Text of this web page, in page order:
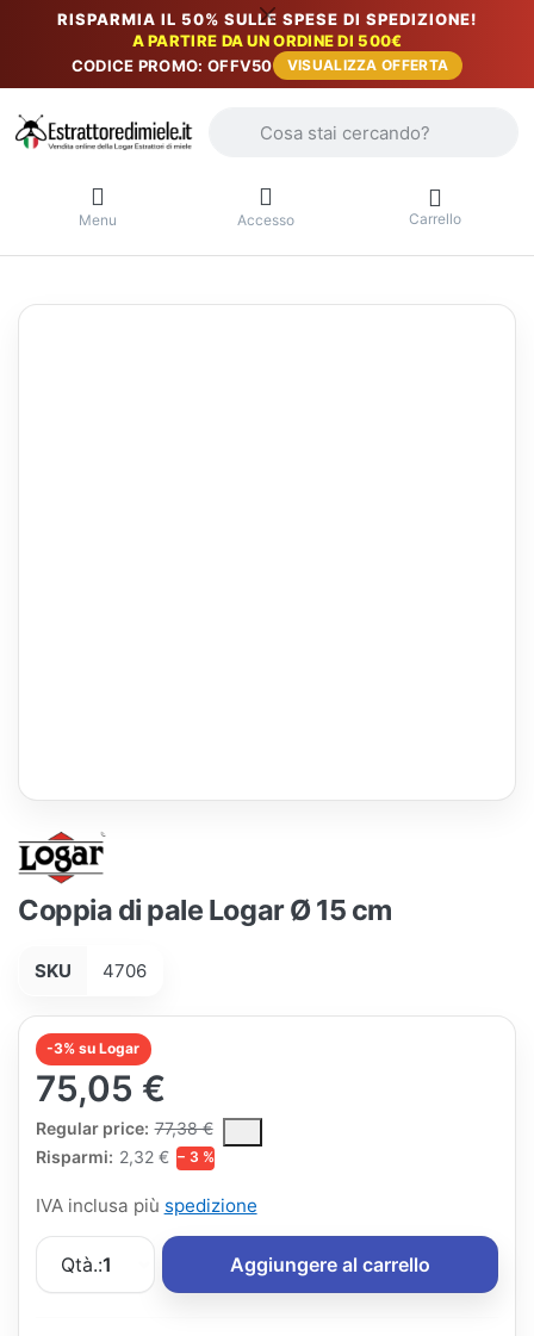
RISPARMIA IL 50% SULLE SPESE DI SPEDIZIONE!
A PARTIRE DA UN ORDINE DI 500€
CODICE PROMO: OFFV50
VISUALIZZA OFFERTA
Menu Accesso Carrello
Coppia di pale Logar Ø 15 cm
SKU 4706
-3% su Logar
75,05 €
Regular price: 77,38 €
The Regular Price is the median selling price paid by
Risparmi: 2,32 € − 3 %
IVA inclusa più spedizione
Qtà.:1 Aggiungere al carrello